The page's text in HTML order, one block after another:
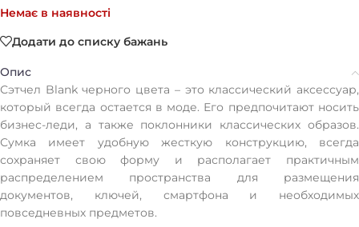
Немає в наявності
Додати до списку бажань
Опис
Сэтчел Blank черного цвета – это классический аксессуар,
который всегда остается в моде. Его предпочитают носить
бизнес-леди, а также поклонники классических образов.
Сумка имеет удобную жесткую конструкцию, всегда
сохраняет свою форму и располагает практичным
распределением пространства для размещения
документов, ключей, смартфона и необходимых
повседневных предметов.